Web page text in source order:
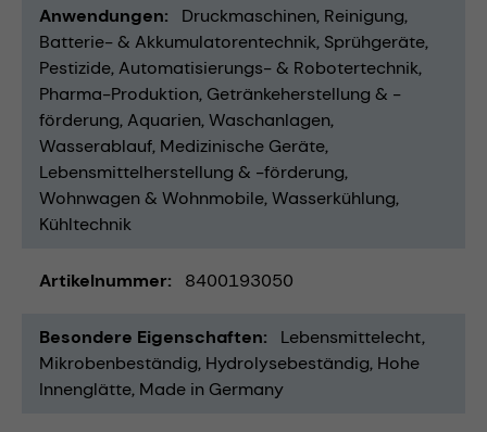
Anwendungen Druckmaschinen Reinigung
Batterie- & Akkumulatorentechnik Sprühgeräte
Pestizide Automatisierungs- & Robotertechnik
Pharma-Produktion Getränkeherstellung & -
förderung Aquarien Waschanlagen
Wasserablauf Medizinische Geräte
Lebensmittelherstellung & -förderung
Wohnwagen & Wohnmobile Wasserkühlung
Kühltechnik
Artikelnummer 8400193050
Besondere Eigenschaften
Lebensmittelecht
Mikrobenbeständig Hydrolysebeständig Hohe
Innenglätte Made in Germany